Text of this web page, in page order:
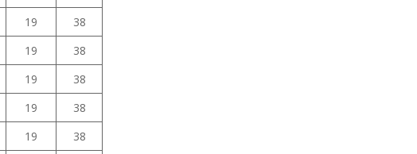
19
38
19
38
19
38
19
38
19
38